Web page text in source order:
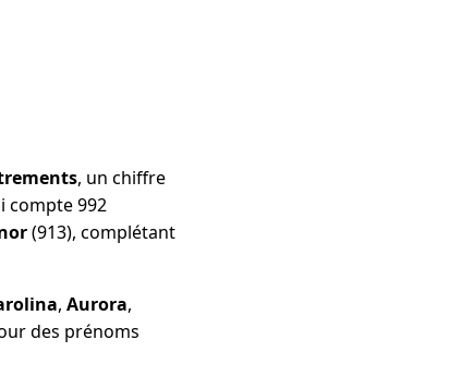
, un chiffre
compte 992
(913), complétant
, Aurora,
des prénoms